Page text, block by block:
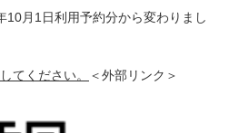
月1日利用予約分から変わりまし
てください。 ＜外部リンク＞